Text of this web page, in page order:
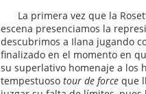
La primera vez que la
escena presenciamos la
descubrimos a Ilana jugando
finalizado en el momento en
su superlativo homenaje a los
tempestuoso tour de force que